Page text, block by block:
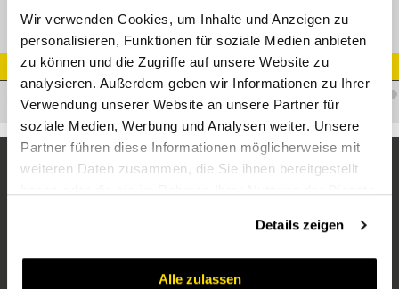
Wir verwenden Cookies, um Inhalte und Anzeigen zu
personalisieren, Funktionen für soziale Medien anbieten
zu können und die Zugriffe auf unsere Website zu
analysieren. Außerdem geben wir Informationen zu Ihrer
Verwendung unserer Website an unsere Partner für
soziale Medien, Werbung und Analysen weiter. Unsere
Partner führen diese Informationen möglicherweise mit
weiteren Daten zusammen, die Sie ihnen bereitgestellt
Details zeigen
Alle zulassen
Artikel Nr.
A.WM06MME14X1,590